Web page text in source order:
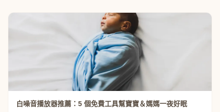
白噪音播放器推薦：5 個免費工具幫寶寶＆媽媽一夜好眠